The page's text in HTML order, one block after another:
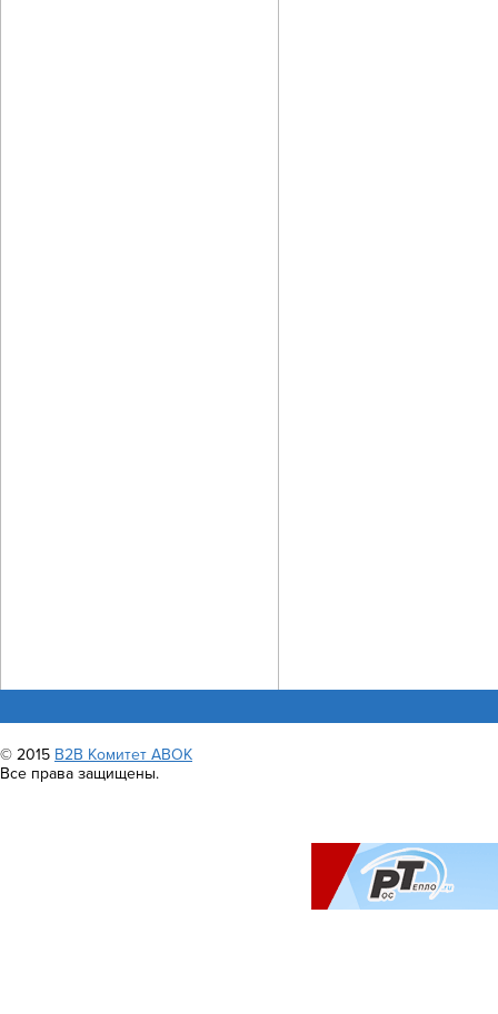
© 2015 B2B Комитет АВОК
Все права защищены.